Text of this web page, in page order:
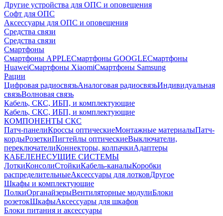
Другие устройства для ОПС и оповещения
Софт для ОПС
Аксессуары для ОПС и оповещения
Средства связи
Средства связи
Смартфоны
Смартфоны APPLEСмартфоны GOOGLEСмартфоны
HuaweiСмартфоны XiaomiСмартфоны Samsung
Рации
Цифровая радиосвязьАналоговая радиосвязьИндивидуальная
связьВолновая связь
Кабель, СКС, ИБП, и комплектующие
Кабель, СКС, ИБП, и комплектующие
КОМПОНЕНТЫ СКС
Патч-панелиКроссы оптическиеМонтажные материалыПатч-
кордыРозеткиПигтейлы оптическиеВыключатели,
переключателиКоннекторы, колпачкиАдаптеры
КАБЕЛЕНЕСУЩИЕ СИСТЕМЫ
ЛоткиКонсолиСтойкиКабель-каналыКоробки
распределительныеАксессуары для лотковДругое
Шкафы и комплектующие
ПолкиОрганайзерыВентиляторные модулиБлоки
розетокШкафыАксессуары для шкафов
Блоки питания и аксессуары